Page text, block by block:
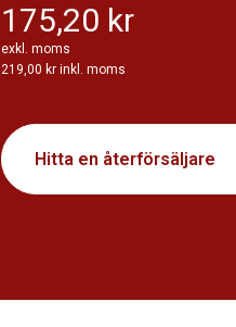
175,20 kr
exkl. moms
219,00 kr inkl. moms
Hitta en återförsäljare